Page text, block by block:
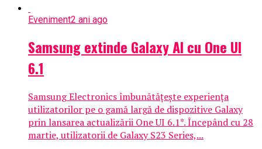
Eveniment2 ani ago
Samsung extinde Galaxy AI cu One UI
6.1
Samsung Electronics îmbunătățește experiența
utilizatorilor pe o gamă largă de dispozitive Galaxy
prin lansarea actualizării One UI 6.1*. Începând cu 28
martie, utilizatorii de Galaxy S23 Series,...